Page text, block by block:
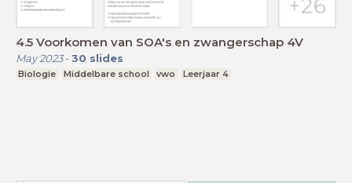
4.5 Voorkomen van SOA's en zwangerschap 4V
May 2023- 30 slides
Biologie Middelbare school vwo Leerjaar 4